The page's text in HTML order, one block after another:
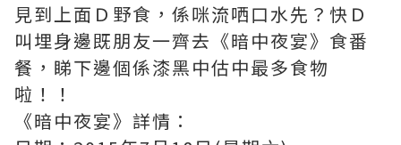
見到上面Ｄ野食，係咪流哂口水先？快Ｄ
叫埋身邊既朋友一齊去《暗中夜宴》食番
餐，睇下邊個係漆黑中估中最多食物
啦！！
《暗中夜宴》詳情：